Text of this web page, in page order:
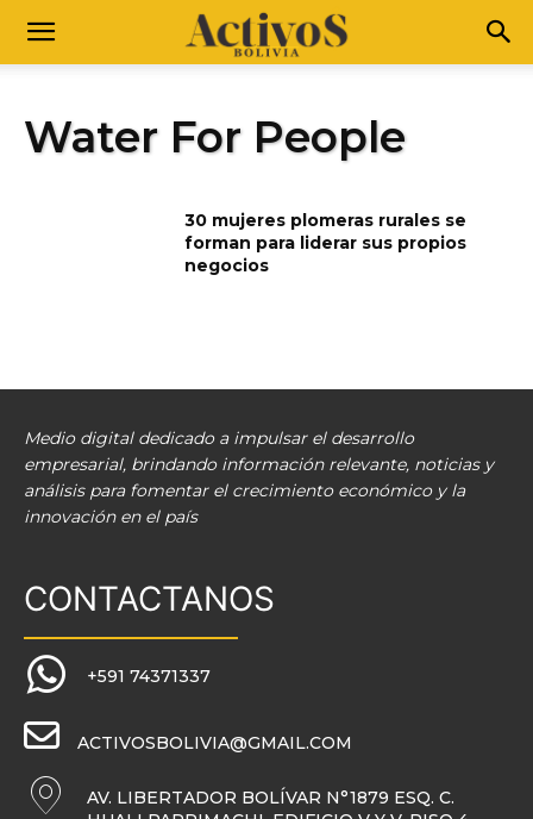
Water For People
30 mujeres plomeras rurales se
forman para liderar sus propios
negocios
Medio digital dedicado a impulsar el desarrollo
empresarial, brindando información relevante, noticias y
análisis para fomentar el crecimiento económico y la
innovación en el país
CONTACTANOS
+591 74371337
ACTIVOSBOLIVIA@GMAIL.COM
AV. LIBERTADOR BOLÍVAR N°1879 ESQ. C.